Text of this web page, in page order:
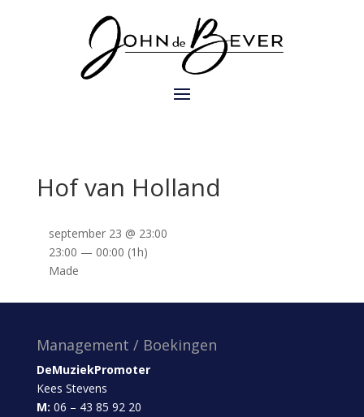
Hof van Holland
september 23 @ 23:00
23:00 — 00:00 (1h)
Made
Management / Boekingen
DeMuziekPromoter
Kees Stevens
M: 06 – 43 85 92 20